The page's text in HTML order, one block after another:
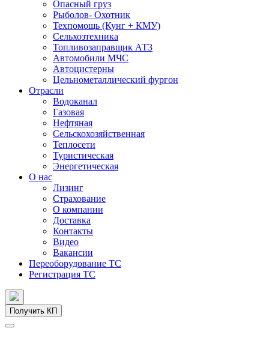
Опасный груз
Рыболов- Охотник
Техпомощь (Кунг + КМУ)
Сельхозтехника
Топливозаправщик АТЗ
Автомобили МЧС
Автоцистерны
Цельнометаллический фургон
Отрасли
Водоканал
Газовая
Нефтяная
Сельскохозяйственная
Теплосети
Туристическая
Энергетическая
О нас
Лизинг
Страхование
О компании
Доставка
Контакты
Видео
Вакансии
Переоборудование ТС
Регистрация ТС
Получить КП